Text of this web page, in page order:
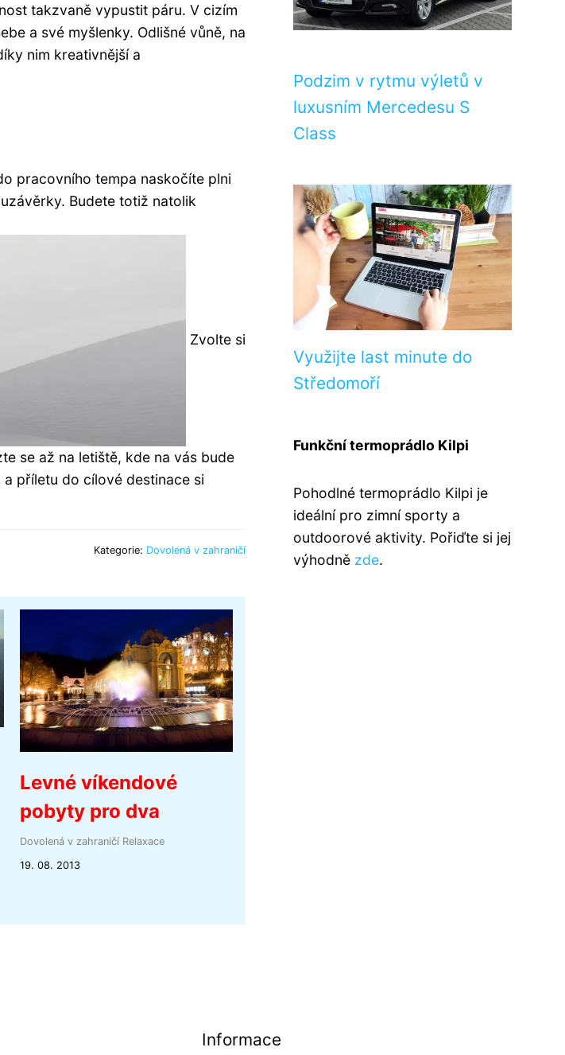
takzvaně vypustit páru. V cizím
a své myšlenky. Odlišné vůně, na
nim kreativnější a
pracovního tempa naskočíte plni
Budete totiž natolik
Zvolte si
se až na letiště, kde na vás bude
příletu do cílové destinace si
Kategorie: Dovolená v zahraničí
Levné víkendové
pobyty pro dva
Dovolená v zahraničí Relaxace
19. 08. 2013
Podzim v rytmu výletů v
luxusním Mercedesu S
Class
Využijte last minute do
Středomoří
Funkční termoprádlo Kilpi
Pohodlné termoprádlo Kilpi je
ideální pro zimní sporty a
outdoorové aktivity. Pořiďte si jej
výhodně zde.
Informace